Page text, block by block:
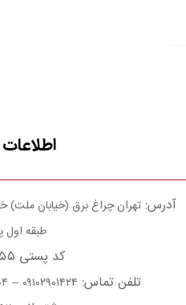
آدرس: تهران چراغ برق (خیابان ملت)
طبقه اول
کد پستی ۱۱۴۳۷۵۳۶۵۵
تلفن تماس: ۰۹۱۰۲۹۰۱۴۲۴ –